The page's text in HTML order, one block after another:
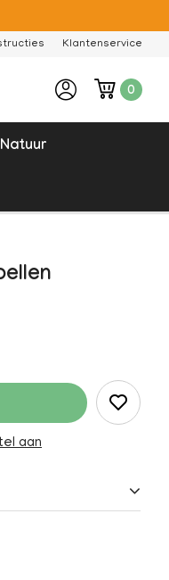
Klantenservice
0
Natuur
aan